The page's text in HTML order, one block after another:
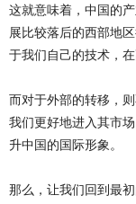
这就意味着，中国的
展比较落后的西部地
于我们自己的技术，
而对于外部的转移，
我们更好地进入其市
升中国的国际形象。
那么，让我们回到最